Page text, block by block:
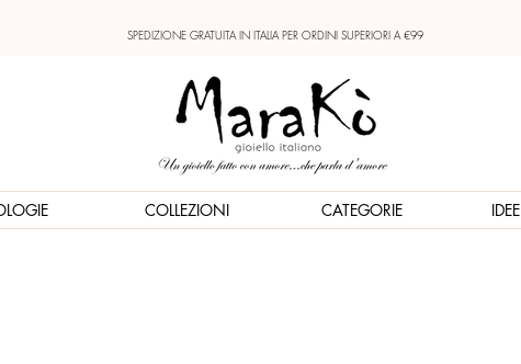
SPEDIZIONE GRATUITA IN ITALIA PER ORDINI SUPERIORI A €99
COLLEZIONI CATEGORIE